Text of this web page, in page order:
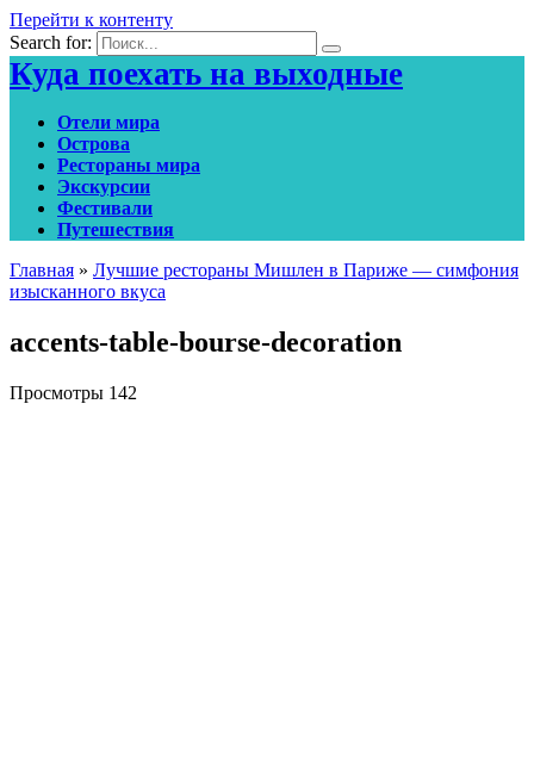
Перейти к контенту
Search for:
Куда поехать на выходные
Отели мира
Острова
Рестораны мира
Экскурсии
Фестивали
Путешествия
Главная » Лучшие рестораны Мишлен в Париже — симфония
изысканного вкуса
accents-table-bourse-decoration
Просмотры 142